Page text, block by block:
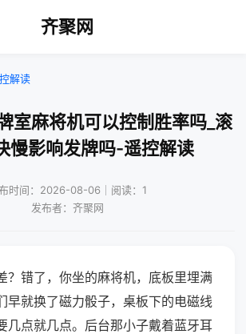
齐聚网
解读
室麻将机可以控制胜率吗_滚
慢影响发牌吗-遥控解读
时间：2026-08-06｜阅读：1
发布者：齐聚网
？错了，你坐的麻将机，底板里埋满
早就换了磁力骰子，桌板下的电磁线
几点就几点。后台那小子戴着蓝牙耳